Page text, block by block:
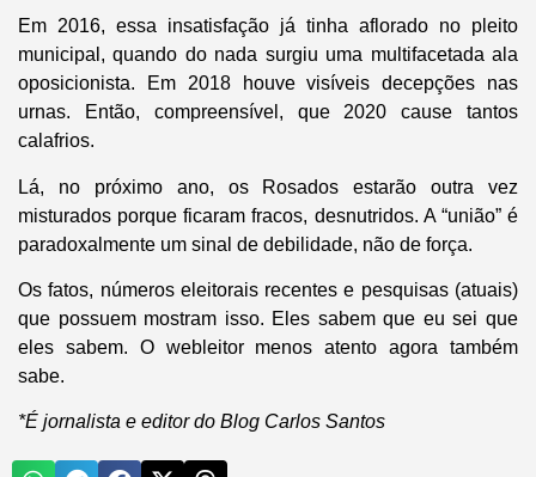
Em 2016, essa insatisfação já tinha aflorado no pleito
municipal, quando do nada surgiu uma multifacetada ala
oposicionista. Em 2018 houve visíveis decepções nas
urnas. Então, compreensível, que 2020 cause tantos
calafrios.
Lá, no próximo ano, os Rosados estarão outra vez
misturados porque ficaram fracos, desnutridos. A “união” é
paradoxalmente um sinal de debilidade, não de força.
Os fatos, números eleitorais recentes e pesquisas (atuais)
que possuem mostram isso. Eles sabem que eu sei que
eles sabem. O webleitor menos atento agora também
sabe.
*É jornalista e editor do Blog Carlos Santos